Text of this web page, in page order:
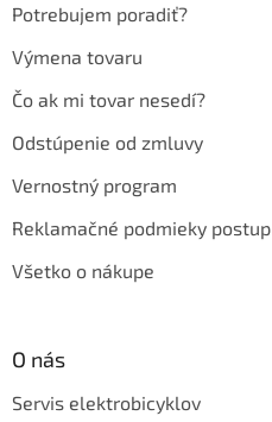
Potrebujem poradiť?
Výmena tovaru
Čo ak mi tovar nesedí?
Odstúpenie od zmluvy
Vernostný program
Reklamačné podmieky postup
Všetko o nákupe
O nás
Servis elektrobicyklov